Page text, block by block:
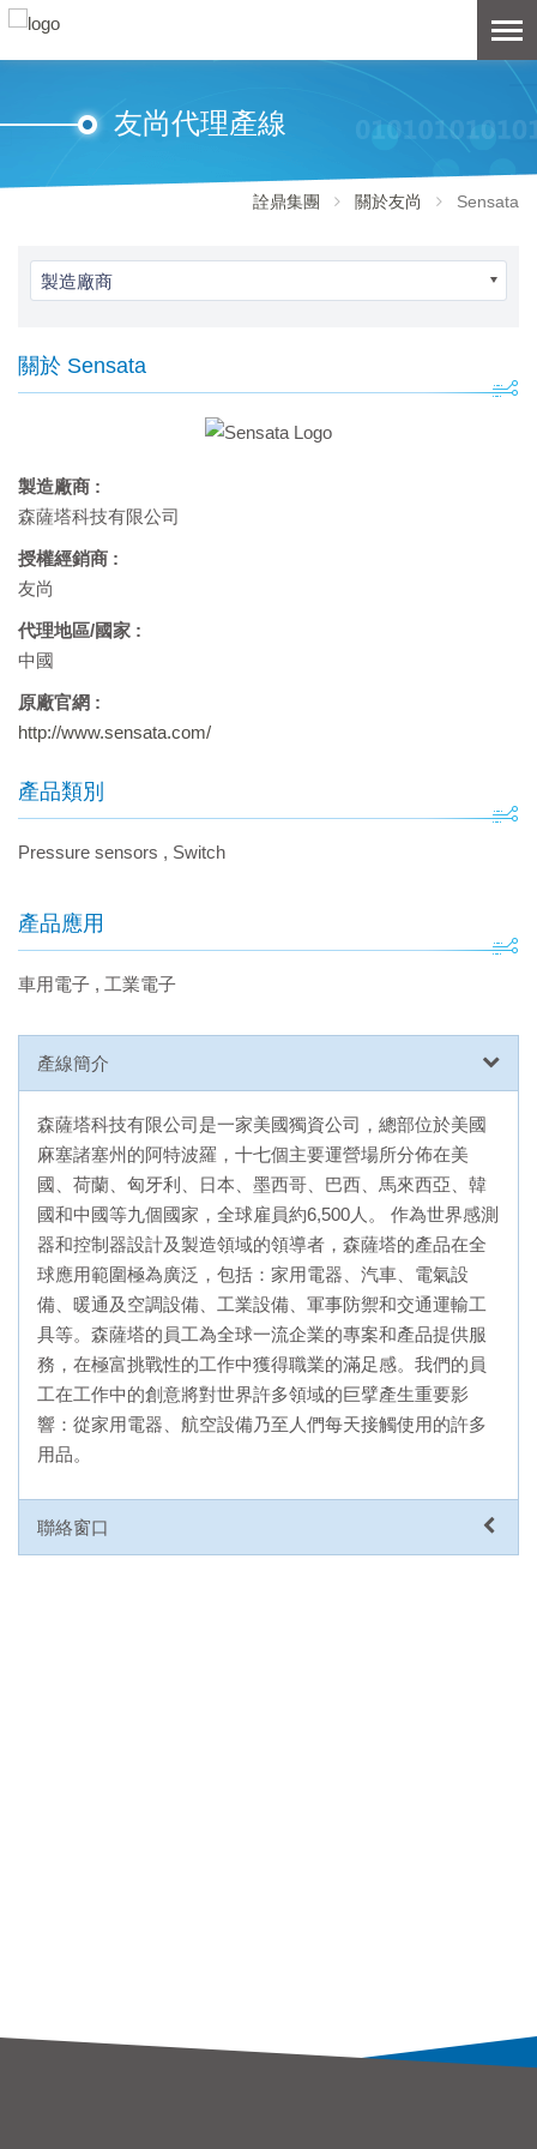
友尚代理產線
詮鼎集團 關於友尚 Sensata
製造廠商
關於 Sensata
製造廠商 :
森薩塔科技有限公司
授權經銷商 :
友尚
代理地區/國家 :
中國
原廠官網 :
http://www.sensata.com/
產品類別
Pressure sensors , Switch
產品應用
車用電子 , 工業電子
產線簡介
森薩塔科技有限公司是一家美國獨資公司，總部位於美國
麻塞諸塞州的阿特波羅，十七個主要運營場所分佈在美
國、荷蘭、匈牙利、日本、墨西哥、巴西、馬來西亞、韓
國和中國等九個國家，全球雇員約6,500人。 作為世界感測
器和控制器設計及製造領域的領導者，森薩塔的產品在全
球應用範圍極為廣泛，包括：家用電器、汽車、電氣設
備、暖通及空調設備、工業設備、軍事防禦和交通運輸工
具等。森薩塔的員工為全球一流企業的專案和產品提供服
務，在極富挑戰性的工作中獲得職業的滿足感。我們的員
工在工作中的創意將對世界許多領域的巨擘產生重要影
響：從家用電器、航空設備乃至人們每天接觸使用的許多
用品。
聯絡窗口